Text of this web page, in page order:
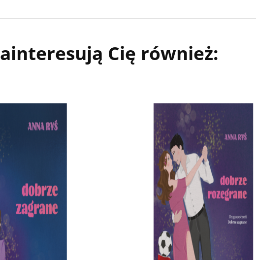
Cię również: